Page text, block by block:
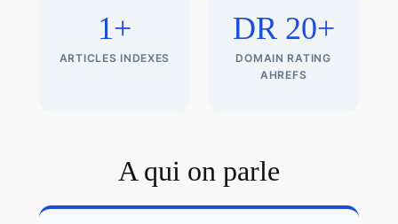
1+
ARTICLES INDEXES
DR 20+
DOMAIN RATING
AHREFS
A qui on parle